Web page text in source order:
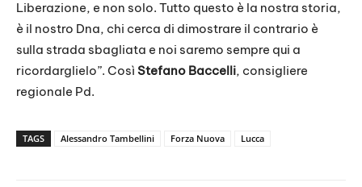
Liberazione, e non solo. Tutto questo è la nostra storia,
è il nostro Dna, chi cerca di dimostrare il contrario è
sulla strada sbagliata e noi saremo sempre qui a
ricordarglielo”. Così Stefano Baccelli, consigliere
regionale Pd.
TAGS Alessandro Tambellini Forza Nuova Lucca